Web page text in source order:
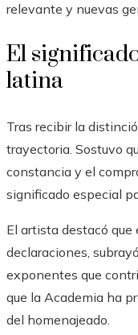
relevante y nuevas
El
latina
Tras recibir la
trayectoria. Sostuvo
constancia y el
significado especial
El artista destacó
declaraciones,
exponentes que
que la Academia ha
del homenajeado.